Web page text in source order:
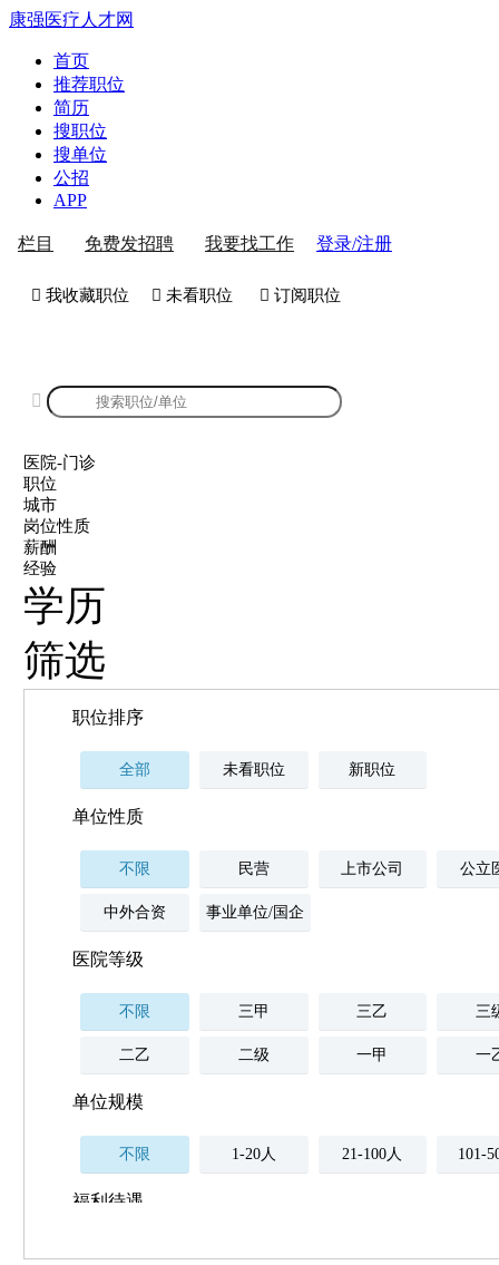
康强医疗人才网
首页
推荐职位
简历
搜职位
搜单位
公招
APP
栏目 免费发招聘 我要找工作 登录/注册
 我收藏职位  未看职位  订阅职位

医院-门诊
职位
城市
岗位性质
薪酬
经验
学历
筛选
职位排序
全部 未看职位 新职位
单位性质
不限 民营 上市公司 公立
中外合资 事业单位/国企
医院等级
不限 三甲 三乙 三
二乙 二级 一甲 一
单位规模
不限 1-20人 21-100人 101-
福利待遇